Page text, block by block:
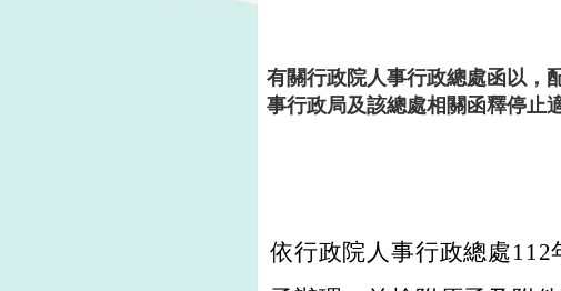
有關行政院人事行政總處函以，
事行政局及該總處相關函釋停止
依行政院人事行政總處112